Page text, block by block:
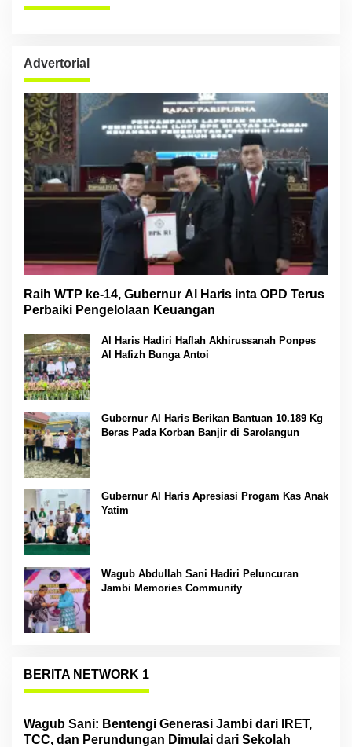
Advertorial
Raih WTP ke-14, Gubernur Al Haris inta OPD Terus
Perbaiki Pengelolaan Keuangan
Al Haris Hadiri Haflah Akhirussanah Ponpes
Al Hafizh Bunga Antoi
Gubernur Al Haris Berikan Bantuan 10.189 Kg
Beras Pada Korban Banjir di Sarolangun
Gubernur Al Haris Apresiasi Progam Kas Anak
Yatim
Wagub Abdullah Sani Hadiri Peluncuran
Jambi Memories Community
BERITA NETWORK 1
Wagub Sani: Bentengi Generasi Jambi dari IRET,
TCC, dan Perundungan Dimulai dari Sekolah